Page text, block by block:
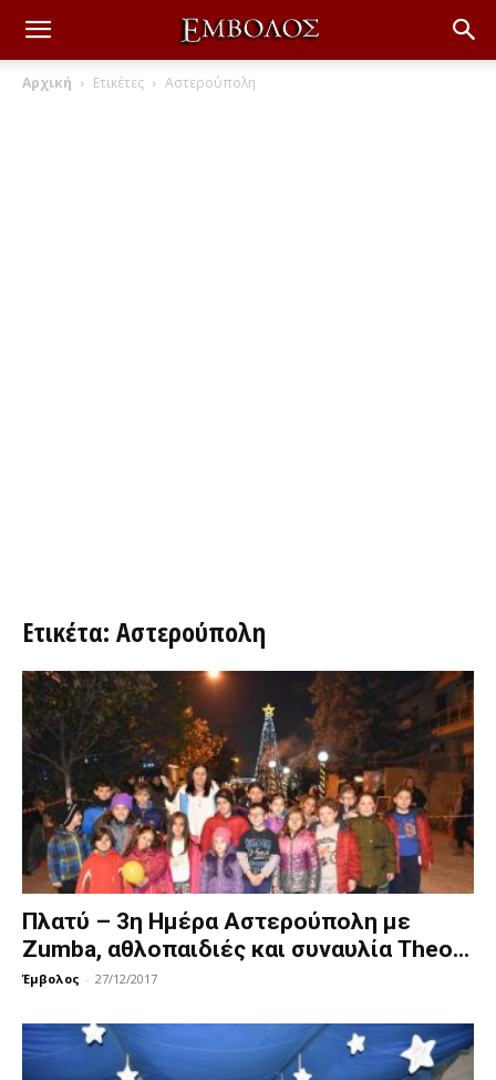
Αρχική Ετικέτες Αστερούπολη
Ετικέτα: Αστερούπολη
Πλατύ – 3η Ημέρα Αστερούπολη με
Zumba, αθλοπαιδιές και συναυλία Theo...
Έμβολος - 27/12/2017